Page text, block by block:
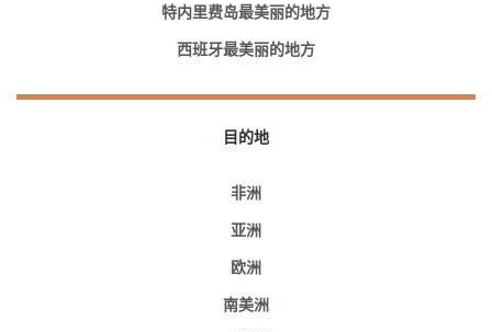
特内里费岛最美丽的地方
西班牙最美丽的地方
目的地
非洲
亚洲
欧洲
南美洲